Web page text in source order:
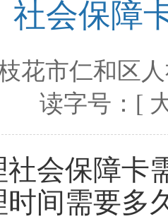
社会保障
花市仁和区
读字号：[
社会保障卡
时间需要多